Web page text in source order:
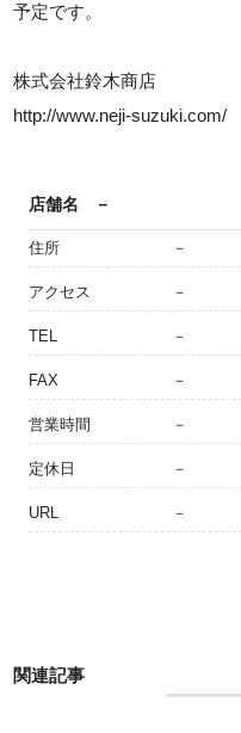
予定です。
株式会社鈴木商店
http://www.neji-suzuki.com/
店舗名 －
住所 －
アクセス －
TEL －
FAX －
営業時間 －
定休日 －
URL －
関連記事